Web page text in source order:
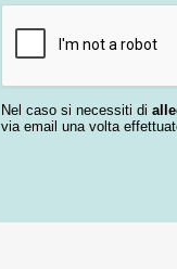
Nel caso si necessiti di
via email una volta